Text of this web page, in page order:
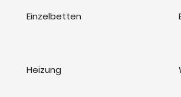
Einzelbetten
Heizung